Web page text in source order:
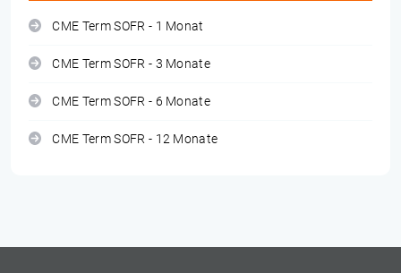
CME Term SOFR - 1 Monat
CME Term SOFR - 3 Monate
CME Term SOFR - 6 Monate
CME Term SOFR - 12 Monate